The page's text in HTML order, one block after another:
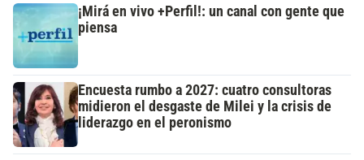
¡Mirá en vivo +Perfil!: un canal con gente que
piensa
Encuesta rumbo a 2027: cuatro consultoras
midieron el desgaste de Milei y la crisis de
liderazgo en el peronismo